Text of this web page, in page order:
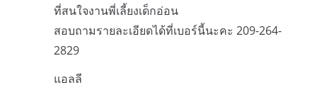
ที่สนใจงานพี่เลี้ยงเด็กอ่อน
สอบถามรายละเอียดได้ที่เบอร์นี้นะคะ 209-264-
2829
แอลลี